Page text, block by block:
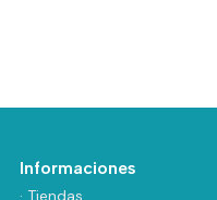
Informaciones
· Tiendas